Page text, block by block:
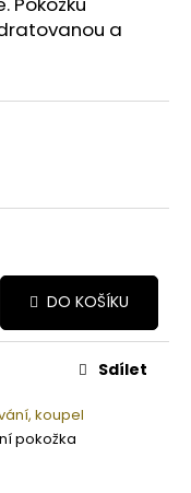
a
DO KOŠÍKU
koupel
pokožka
Sdílet